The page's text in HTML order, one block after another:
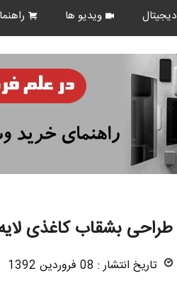
ویدیو ها
طراحی بشقاب کاغذی
تاریخ انتشار : 08 فروردین 1392